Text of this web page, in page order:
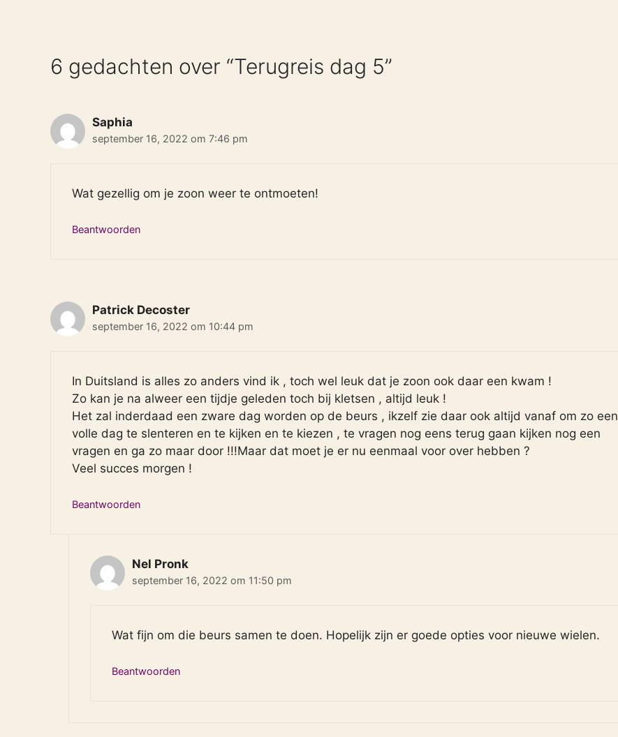
6 gedachten over “Terugreis dag 5”
Saphia
september 16, 2022 om 7:46 pm
Wat gezellig om je zoon weer te ontmoeten!
Beantwoorden
Patrick Decoster
september 16, 2022 om 10:44 pm
In Duitsland is alles zo anders vind ik , toch wel leuk dat je zoon ook daar een kwam !
Zo kan je na alweer een tijdje geleden toch bij kletsen , altijd leuk !
Het zal inderdaad een zware dag worden op de beurs , ikzelf zie daar ook altijd vanaf om zo een
volle dag te slenteren en te kijken en te kiezen , te vragen nog eens terug gaan kijken nog een
vragen en ga zo maar door !!!Maar dat moet je er nu eenmaal voor over hebben ?
Veel succes morgen !
Beantwoorden
Nel Pronk
september 16, 2022 om 11:50 pm
Wat fijn om die beurs samen te doen. Hopelijk zijn er goede opties voor nieuwe wielen.
Beantwoorden